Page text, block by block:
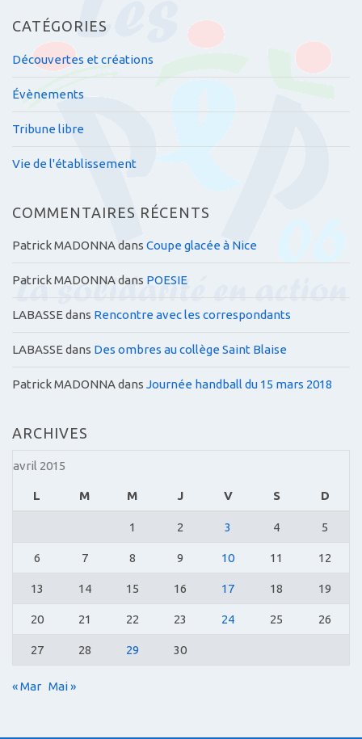
CATÉGORIES
Découvertes et créations
Évènements
Tribune libre
Vie de l'établissement
COMMENTAIRES RÉCENTS
Patrick MADONNAdans Coupe glacée à Nice
Patrick MADONNAdans POESIE
LABASSE dans Rencontre avec les correspondants
LABASSE dans Des ombres au collège Saint Blaise
Patrick MADONNAdans Journée handball du 15 mars 2018
ARCHIVES
avril 2015
L M M J V S D
1 2 3 4 5
6 7 8 9 10 11 12
13 14 15 16 17 18 19
20 21 22 23 24 25 26
27 28 29 30
« Mar Mai »